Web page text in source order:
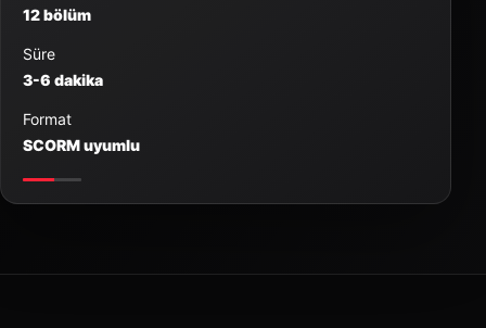
12 bölüm
Süre
3-6 dakika
Format
SCORM uyumlu